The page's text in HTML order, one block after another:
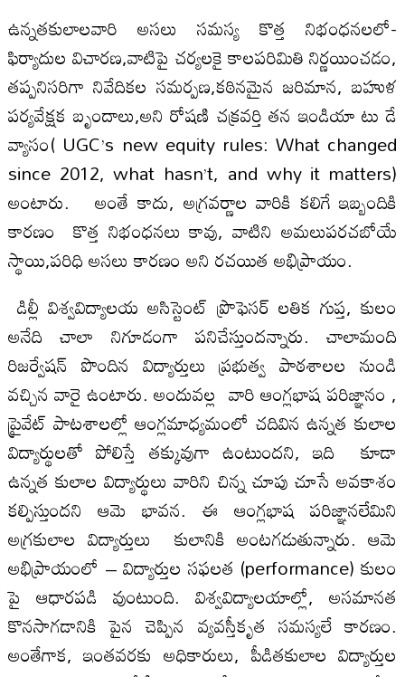
ఉన్నతకులాలవారి అసలు సమస్య కొత్త నిభంధనలలో-
ఫిర్యాదుల విచారణ,వాటిపై చర్యలకై కాలపరిమితి నిర్ణయించడం,
తప్పనిసరిగా నివేదికల సమర్పణ,కఠినమైన జరిమాన, బహుళ
పర్యవేక్షక బృందాలు,అని రోషణి చక్రవర్తి తన ఇండియా టు డే
వ్యాసం( UGC’s new equity rules: What changed
since 2012, what hasn’t, and why it matters)
అంటారు. అంతే కాదు, అగ్రవర్ణాల వారికి కలిగే ఇబ్బందికి
కారణం కొత్త నిభంధనలు కావు, వాటిని అమలుపరచబోయే
స్థాయి,పరిధి అసలు కారణం అని రచయిత అభిప్రాయం.
డిల్లీ విశ్వవిద్యాలయ అసిస్టెంట్ ప్రొఫెసర్ లతిక గుప్త, కులం
అనేది చాలా నిగూడంగా పనిచేస్తుందన్నారు. చాలామంది
రిజర్వేషన్ పొందిన విద్యార్తులు ప్రభుత్వ పాఠ‌శాలల నుండి
వచ్చిన వారై ఉంటారు. అందువల్ల వారి ఆంగ్లభాష పరిజ్ఞానం ,
ప్రైవేట్ పాటశాలల్లో ఆంగ్లమాధ్యమంలో చదివిన ఉన్నత కులాల
విద్యార్థులతో పోలిస్తే తక్కువుగా ఉంటుందని, ఇది కూడా
ఉన్నత కులాల విద్యార్థులు వారిని చిన్న చూపు చూసే అవకాశం
కల్పిస్తుందని ఆమె భావన. ఈ ఆంగ్లభాష పరిజ్ఞానలేమిని
అగ్రకులాల విద్యార్తులు కులానికి అంటగడుతున్నారు. ఆమె
అభిప్రాయంలో – విద్యార్తుల సఫలత (performance) కులం
పై ఆధారపడి వుంటుంది. విశ్వవిద్యాలయాల్లో, అసమానత
కొనసాగడానికి పైన చెప్పిన వ్యవస్తీకృత సమస్యలే కారణం.
అంతేగాక, ఇంతవరకు అధికారులు, పీడితకులాల విద్యార్తుల